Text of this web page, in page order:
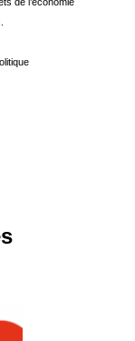
de l’économie